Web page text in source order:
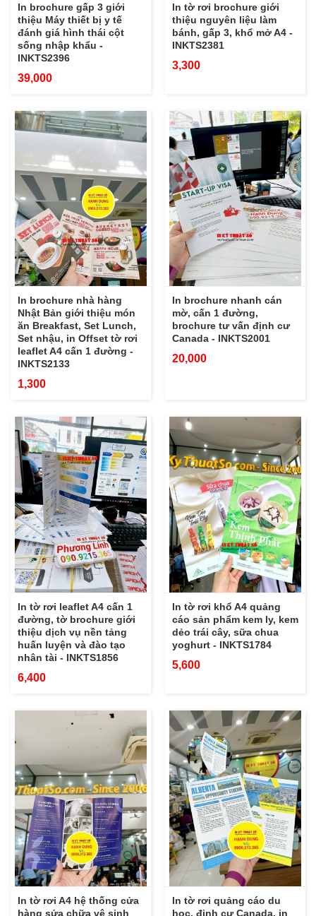
In brochure gấp 3 giới
thiệu Máy thiết bị y tế
đánh giá hình thái cột
sống nhập khẩu -
INKTS2396
39,000
In tờ rơi brochure giới
thiệu nguyên liệu làm
bánh, gấp 3, khổ mở A4 -
INKTS2381
3,300
In brochure nhà hàng
Nhật Bản giới thiệu món
ăn Breakfast, Set Lunch,
Set nhậu, in Offset tờ rơi
leaflet A4 cấn 1 đường -
INKTS2133
1,300
In brochure nhanh cán
mờ, cấn 1 đường,
brochure tư vấn định cư
Canada - INKTS2001
20,000
In tờ rơi leaflet A4 cấn 1
đường, tờ brochure giới
thiệu dịch vụ nền tảng
huấn luyện và đào tạo
nhân tài - INKTS1856
6,400
In tờ rơi khổ A4 quảng
cáo sản phẩm kem ly, kem
dẻo trái cây, sữa chua
yoghurt - INKTS1784
5,600
In tờ rơi A4 hệ thống cửa
hàng sửa chữa vệ sinh
In tờ rơi quảng cáo du
học, định cư Canada, in